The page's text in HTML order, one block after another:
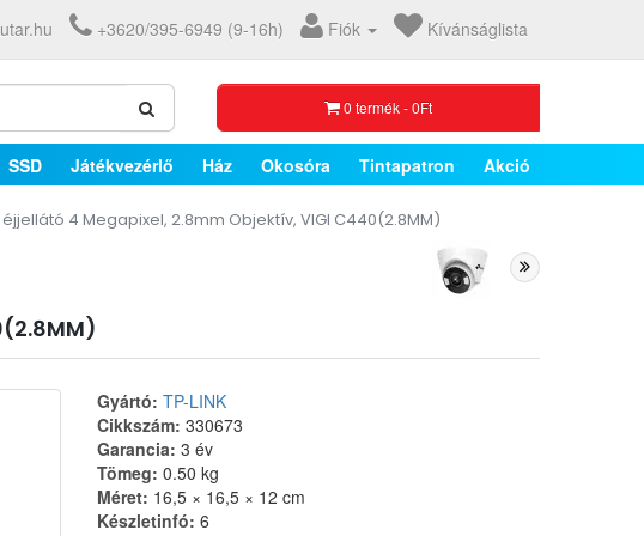
+3620/395-6949 (9-16h) Fiók Kívánságlista
0 termék - 0Ft
SSD Játékvezérlő Ház Okosóra Tintapatron Akció
éjjellátó 4 Megapixel, 2.8mm Objektív, VIGI C440(2.8MM)
Gyártó: TP-LINK
Cikkszám: 330673
Garancia: 3 év
Tömeg: 0.50 kg
Méret: 16,5 × 16,5 × 12 cm
Készletinfó: 6